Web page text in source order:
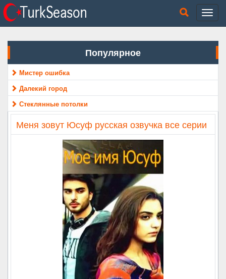
Популярное
Мистер ошибка
Далекий город
Стеклянные потолки
Меня зовут Юсуф русская озвучка все серии